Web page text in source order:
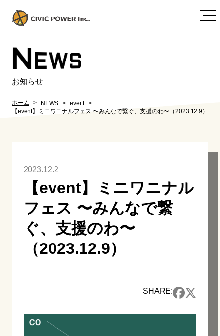
NEWS
お知らせ
ホーム NEWS
event
【event】ミニワニナルフェス 〜みんなで繋ぐ、支援のわ〜（2023.12.9）
2023.12.2
【event】ミニワニナル
フェス 〜みんなで繋
ぐ、支援のわ〜
（2023.12.9）
SHARE: